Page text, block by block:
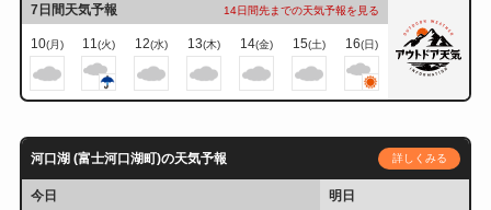
7日間天気予報 14日間先までの天気予報を見る
10(月) 11(火) 12(水) 13(木) 14(金) 15(土) 16(日)
河口湖 (富士河口湖町)の天気予報 詳しくみる
今日
明日